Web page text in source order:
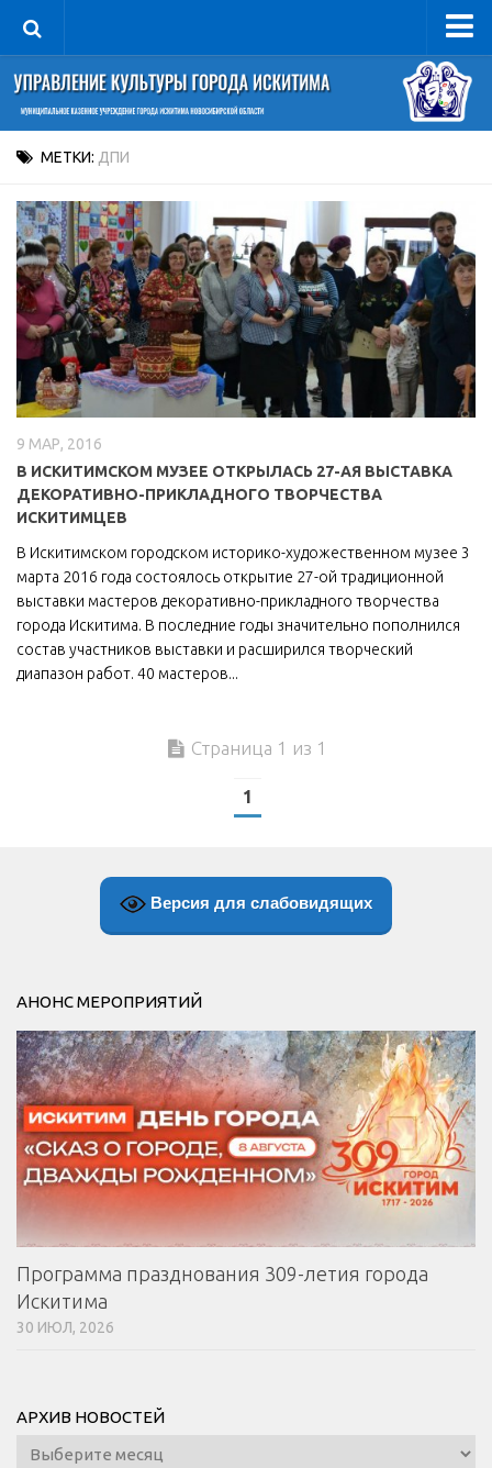
Управление
Руководитель
Сведения об организации
Книга почета культуры
Фотогалерея
Документы
Учредительные документы
Правовая база
Противодействие коррупции
Отчеты о деятельности
Учреждения культуры
МБУ Дом культуры «Молодость»
МБУ Дом культуры «Октябрь»
МБОУ ДО «Детская школа искусств»
МБОУ ДО «Детская музыкальная школа»
МБУК «Искитимский городской историко-художественный
МБУК «Централизованная библиотечная система»
Независимая оценка качества
МЕТКИ: ДПИ
9 МАР, 2016
В ИСКИТИМСКОМ МУЗЕЕ ОТКРЫЛАСЬ 27-АЯ ВЫСТАВКА
ДЕКОРАТИВНО-ПРИКЛАДНОГО ТВОРЧЕСТВА
ИСКИТИМЦЕВ
В Искитимском городском историко-художественном музее 3
марта 2016 года состоялось открытие 27-ой традиционной
выставки мастеров декоративно-прикладного творчества
города Искитима. В последние годы значительно пополнился
состав участников выставки и расширился творческий
диапазон работ. 40 мастеров...
Страница 1 из 1
1
Версия для слабовидящих
АНОНС МЕРОПРИЯТИЙ
Программа празднования 309-летия города
Искитима
30 ИЮЛ, 2026
АРХИВ НОВОСТЕЙ
Архив